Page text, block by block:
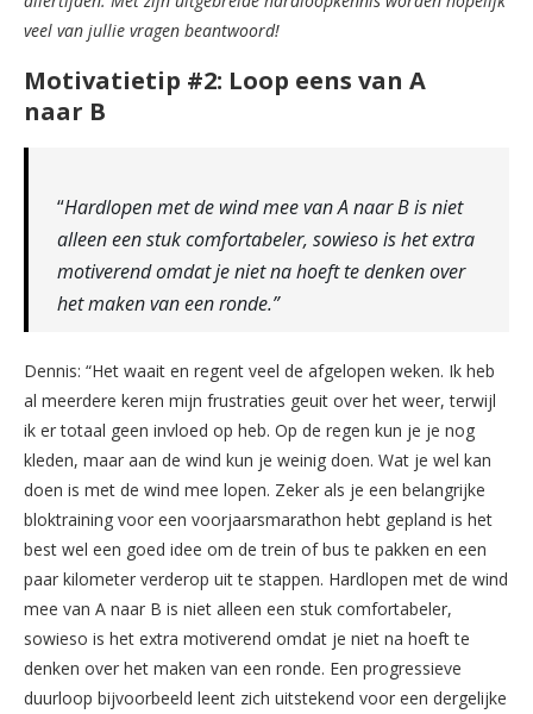
veel van jullie vragen beantwoord!
Motivatietip #2: Loop eens van A
naar B
“Hardlopen met de wind mee van A naar B is niet
alleen een stuk comfortabeler, sowieso is het extra
motiverend omdat je niet na hoeft te denken over
het maken van een ronde.”
Dennis: “Het waait en regent veel de afgelopen weken. Ik heb
al meerdere keren mijn frustraties geuit over het weer, terwijl
ik er totaal geen invloed op heb. Op de regen kun je je nog
kleden, maar aan de wind kun je weinig doen. Wat je wel kan
doen is met de wind mee lopen. Zeker als je een belangrijke
bloktraining voor een voorjaarsmarathon hebt gepland is het
best wel een goed idee om de trein of bus te pakken en een
paar kilometer verderop uit te stappen. Hardlopen met de wind
mee van A naar B is niet alleen een stuk comfortabeler,
sowieso is het extra motiverend omdat je niet na hoeft te
denken over het maken van een ronde. Een progressieve
duurloop bijvoorbeeld leent zich uitstekend voor een dergelijke